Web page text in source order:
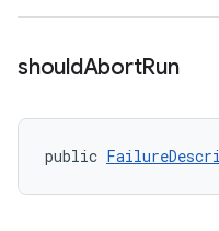
shouldAbortRun
public